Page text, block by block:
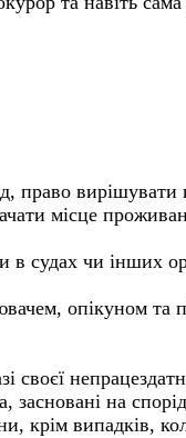
право
місце
в судах чи інших
опікуном та
своєї
на
крім випадків,